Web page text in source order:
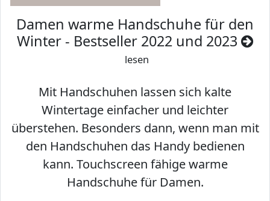
Damen warme Handschuhe für den
Winter - Bestseller 2022 und 2023
lesen
Mit Handschuhen lassen sich kalte
Wintertage einfacher und leichter
überstehen. Besonders dann, wenn man mit
den Handschuhen das Handy bedienen
kann. Touchscreen fähige warme
Handschuhe für Damen.